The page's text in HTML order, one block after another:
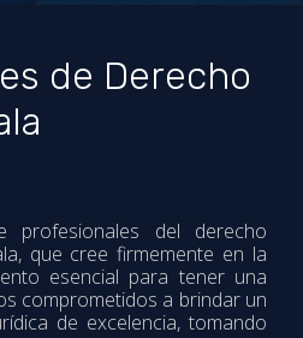
de Derecho
profesionales del derecho
que cree firmemente en la
esencial para tener una
comprometidos a brindar un
de excelencia, tomando